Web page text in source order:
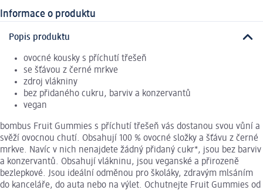
Informace o produktu
Popis produktu
ovocné kousky s příchutí třešeň
se šťávou z černé mrkve
zdroj vlákniny
bez přidaného cukru, barviv a konzervantů
vegan
bombus Fruit Gummies s příchutí třešeň vás dostanou svou vůní a
svěží ovocnou chutí. Obsahují 100 % ovocné složky a šťávu z černé
mrkve. Navíc v nich nenajdete žádný přidaný cukr*, jsou bez barviv
a konzervantů. Obsahují vlákninu, jsou veganské a přirozeně
bezlepkové. Jsou ideální odměnou pro školáky, zdravým mlsáním
do kanceláře, do auta nebo na výlet. Ochutnejte Fruit Gummies od